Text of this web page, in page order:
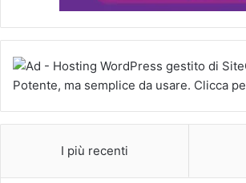
I più recenti